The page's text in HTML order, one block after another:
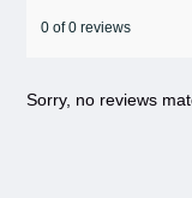
0 of 0 reviews
Sorry, no reviews